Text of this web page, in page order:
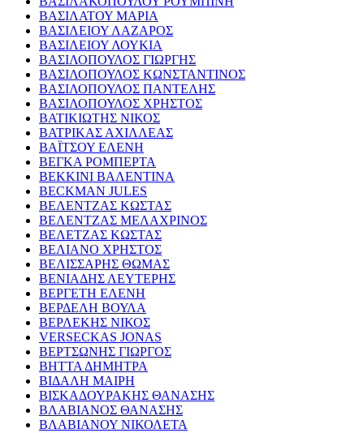
ΒΑΣΙΛΑΤΟΥ ΜΑΡΙΑ
ΒΑΣΙΛΕΙΟΥ ΛΑΖΑΡΟΣ
ΒΑΣΙΛΕΙΟΥ ΛΟΥΚΙΑ
ΒΑΣΙΛΟΠΟΥΛΟΣ ΓΙΩΡΓΗΣ
ΒΑΣΙΛΟΠΟΥΛΟΣ ΚΩΝΣΤΑΝΤΙΝΟΣ
ΒΑΣΙΛΟΠΟΥΛΟΣ ΠΑΝΤΕΛΗΣ
ΒΑΣΙΛΟΠΟΥΛΟΣ ΧΡΗΣΤΟΣ
ΒΑΤΙΚΙΩΤΗΣ ΝΙΚΟΣ
ΒΑΤΡΙΚΑΣ ΑΧΙΛΛΕΑΣ
ΒΑΪΤΣΟΥ ΕΛΕΝΗ
ΒΕΓΚΑ ΡΟΜΠΕΡΤΑ
ΒΕΚΚΙΝΙ ΒΑΛΕΝΤΙΝΑ
BECKMAN JULES
ΒΕΛΕΝΤΖΑΣ ΚΩΣΤΑΣ
ΒΕΛΕΝΤΖΑΣ ΜΕΛΑΧΡΙΝΟΣ
ΒΕΛΕΤΖΑΣ ΚΩΣΤΑΣ
ΒΕΛΙΑΝΟ ΧΡΗΣΤΟΣ
ΒΕΛΙΣΣΑΡΗΣ ΘΩΜΑΣ
ΒΕΝΙΑΔΗΣ ΛΕΥΤΕΡΗΣ
ΒΕΡΓΕΤΗ ΕΛΕΝΗ
ΒΕΡΔΕΛΗ ΒΟΥΛΑ
ΒΕΡΛΕΚΗΣ ΝΙΚΟΣ
VERSECKAS JONAS
ΒΕΡΤΣΩΝΗΣ ΓΙΩΡΓΟΣ
ΒΗΤΤΑ ΔΗΜΗΤΡΑ
ΒΙΔΑΛΗ ΜΑΙΡΗ
ΒΙΣΚΑΔΟΥΡΑΚΗΣ ΘΑΝΑΣΗΣ
ΒΛΑΒΙΑΝΟΣ ΘΑΝΑΣΗΣ
ΒΛΑΒΙΑΝΟΥ ΝΙΚΟΛΕΤΑ